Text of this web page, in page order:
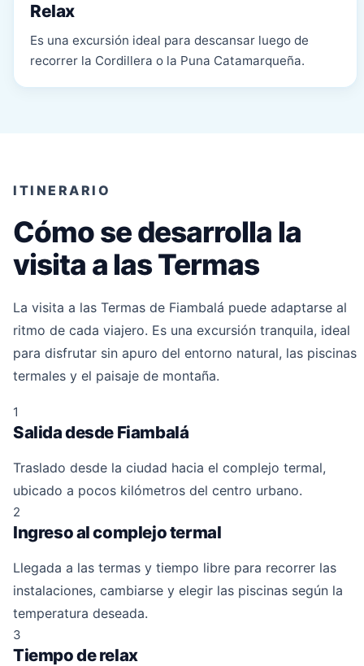
Relax
Es una excursión ideal para descansar luego de
recorrer la Cordillera o la Puna Catamarqueña.
ITINERARIO
Cómo se desarrolla la
visita a las Termas
La visita a las Termas de Fiambalá puede adaptarse al
ritmo de cada viajero. Es una excursión tranquila, ideal
para disfrutar sin apuro del entorno natural, las piscinas
termales y el paisaje de montaña.
1
Salida desde Fiambalá
Traslado desde la ciudad hacia el complejo termal,
ubicado a pocos kilómetros del centro urbano.
2
Ingreso al complejo termal
Llegada a las termas y tiempo libre para recorrer las
instalaciones, cambiarse y elegir las piscinas según la
temperatura deseada.
3
Tiempo de relax